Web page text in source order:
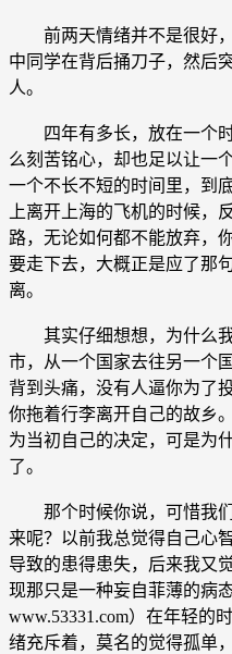
前两天情绪并不是很好，
中同学在背后捅刀子，然后
人。
四年有多长，放在一个时
么刻苦铭心，却也足以让一
一个不长不短的时间里，到
上离开上海的飞机的时候，
路，无论如何都不能放弃，
要走下去，大概正是应了那
离。
其实仔细想想，为什么我
市，从一个国家去往另一个
背到头痛，没有人逼你为了
你拖着行李离开自己的故乡
为当初自己的决定，可是为
了。
那个时候你说，可惜我们
来呢？以前我总觉得自己心
导致的患得患失，后来我又
现那只是一种妄自菲薄的病
www.53331.com）在年轻的
绪充斥着，莫名的觉得孤单